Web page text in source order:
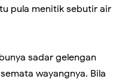
pula menitik sebutir air
sadar gelengan
wayangnya. Bila